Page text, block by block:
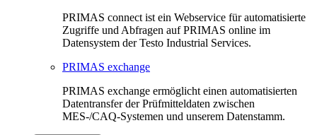
PRIMAS connect ist ein Webservice für automatisierte
Zugriffe und Abfragen auf PRIMAS online im
Datensystem der Testo Industrial Services.
PRIMAS exchange
PRIMAS exchange ermöglicht einen automatisierten
Datentransfer der Prüfmitteldaten zwischen
MES-/CAQ-Systemen und unserem Datenstamm.